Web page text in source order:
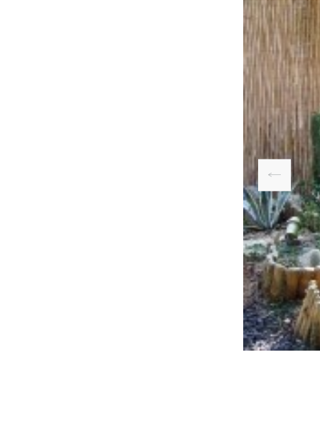
אבנים לגן